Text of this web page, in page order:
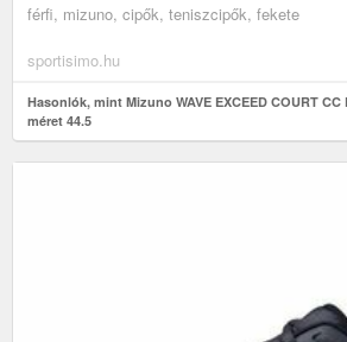
férfi, mizuno, cipők, teniszcipők, fekete
sportisimo.hu
Hasonlók, mint Mizuno WAVE EXCEED COURT
méret 44.5